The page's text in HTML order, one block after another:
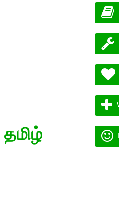
தமிழ்